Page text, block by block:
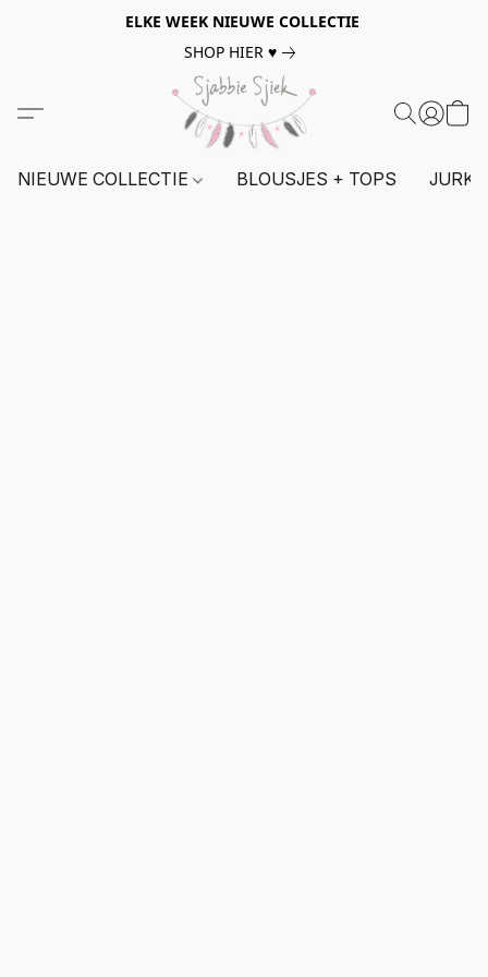
ELKE WEEK NIEUWE COLLECTIE
SHOP HIER ♥
NIEUWE COLLECTIE BLOUSJES + TOPS